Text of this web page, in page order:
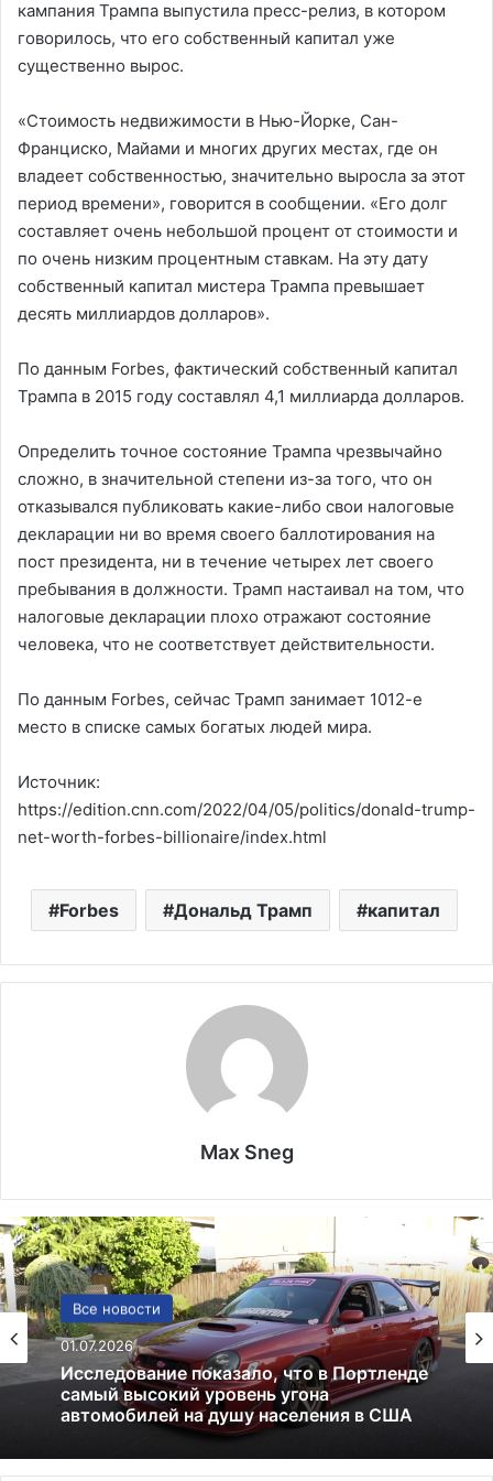
кампания Трампа выпустила пресс-релиз, в котором
говорилось, что его собственный капитал уже
существенно вырос.
«Стоимость недвижимости в Нью-Йорке, Сан-
Франциско, Майами и многих других местах, где он
владеет собственностью, значительно выросла за этот
период времени», говорится в сообщении. «Его долг
составляет очень небольшой процент от стоимости и
по очень низким процентным ставкам. На эту дату
собственный капитал мистера Трампа превышает
десять миллиардов долларов».
По данным Forbes, фактический собственный капитал
Трампа в 2015 году составлял 4,1 миллиарда долларов.
Определить точное состояние Трампа чрезвычайно
сложно, в значительной степени из-за того, что он
отказывался публиковать какие-либо свои налоговые
декларации ни во время своего баллотирования на
пост президента, ни в течение четырех лет своего
пребывания в должности. Трамп настаивал на том, что
налоговые декларации плохо отражают состояние
человека, что не соответствует действительности.
По данным Forbes, сейчас Трамп занимает 1012-е
место в списке самых богатых людей мира.
Источник:
https://edition.cnn.com/2022/04/05/politics/donald-trump-
net-worth-forbes-billionaire/index.html
Forbes Дональд Трамп капитал
Max Sneg
Финансы
25.06.2025
Цены на нефть падают в ожидании
новостей из США